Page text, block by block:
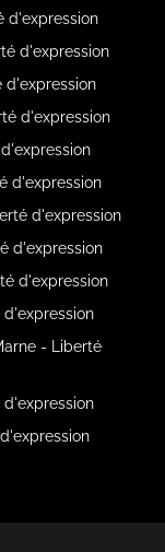
d'expression
d'expression
d'expression
d'expression
d'expression
d'expression
d'expression
d'expression
- Liberté
d'expression